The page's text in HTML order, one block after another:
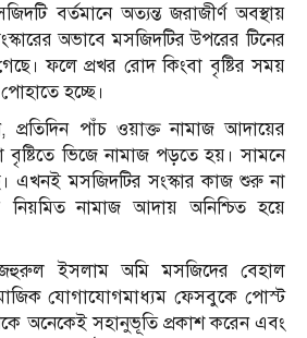
বর্তমানে অত্যন্ত জরাজীর্ণ অবস্থায়
অভাবে মসজিদটির উপরের টিনের
ফলে প্রখর রোদ কিংবা বৃষ্টির সময়
হচ্ছে।
প্রতিদিন পাঁচ ওয়াক্ত নামাজ আদায়ের
ভিজে নামাজ পড়তে হয়। সামনে
এখনই মসজিদটির সংস্কার কাজ শুরু না
নামাজ আদায় অনিশ্চিত হয়ে
জহুরুল ইসলাম অমি মসজিদের বেহাল
যোগাযোগমাধ্যম ফেসবুকে পোস্ট
অনেকেই সহানুভূতি প্রকাশ করেন এবং